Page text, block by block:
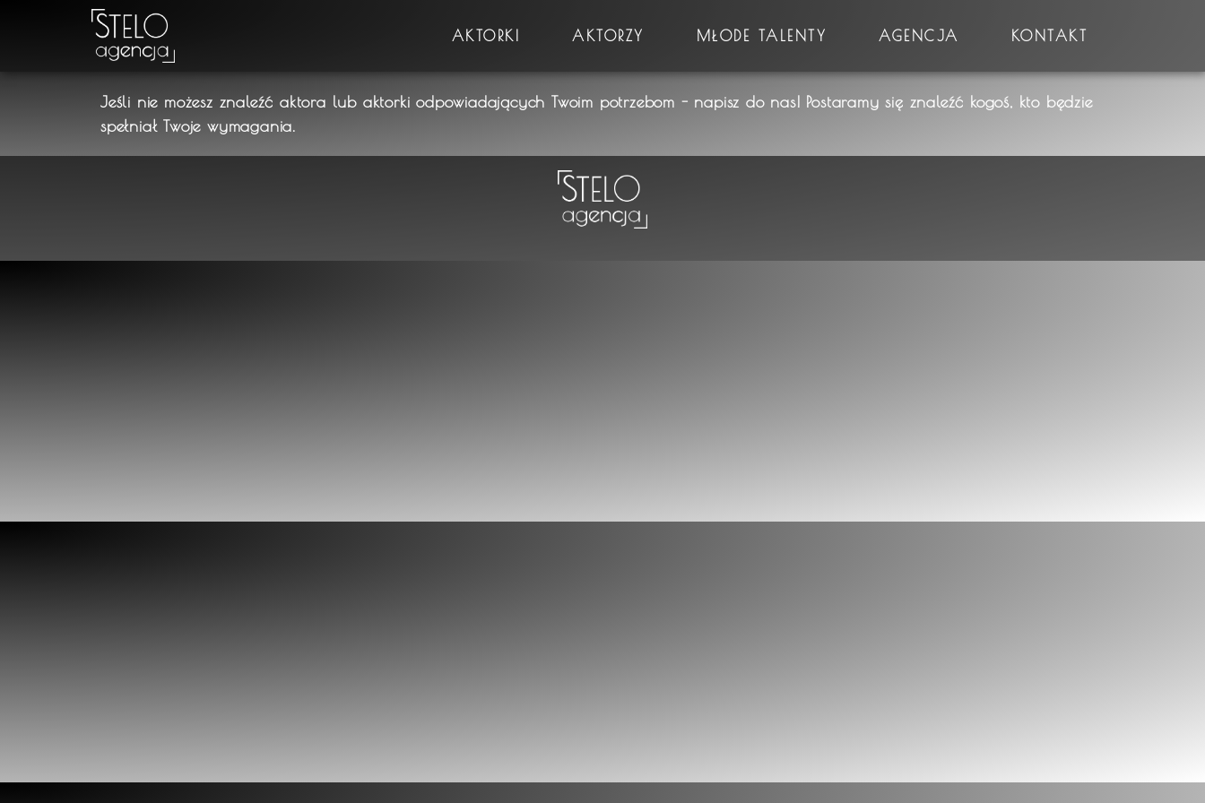
AKTORKI AKTORZY MŁODE TALENTY AGENCJA KONTAKT
Jeśli nie możesz znaleźć aktora lub aktorki odpowiadających Twoim potrzebom - napisz do nas! Postaramy się znaleźć kogoś, kto będzie
spełniał Twoje wymagania.